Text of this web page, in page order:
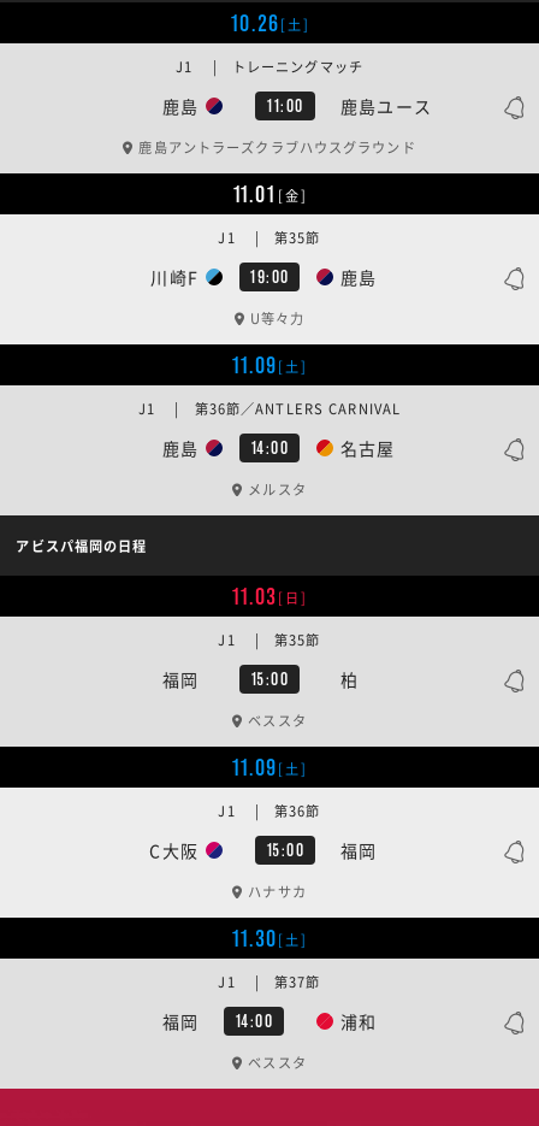
10.26[土]
鹿島 11:00 鹿島ユース
J1 | トレーニングマッチ
鹿島アントラーズクラブハウスグラウンド
11.01 [金]
川崎F 19:00 鹿島
J1 | 第35節
U等々力
11.09[土]
鹿島 14:00 名古屋
J1 | 第36節／ANTLERS CARNIVAL
メルスタ
アビスパ福岡の日程
11.03[日]
福岡 15:00 柏
J1 | 第35節
ベススタ
11.09[土]
C大阪 15:00 福岡
J1 | 第36節
ハナサカ
11.30[土]
福岡 14:00 浦和
J1 | 第37節
ベススタ